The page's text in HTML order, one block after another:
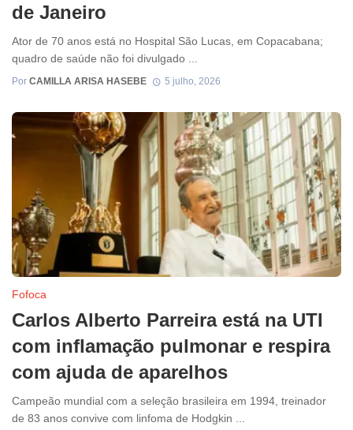
de Janeiro
Ator de 70 anos está no Hospital São Lucas, em Copacabana;
quadro de saúde não foi divulgado ...
Por CAMILLA ARISA HASEBE 5 julho, 2026
Fofoca
Carlos Alberto Parreira está na UTI
com inflamação pulmonar e respira
com ajuda de aparelhos
Campeão mundial com a seleção brasileira em 1994, treinador
de 83 anos convive com linfoma de Hodgkin ...